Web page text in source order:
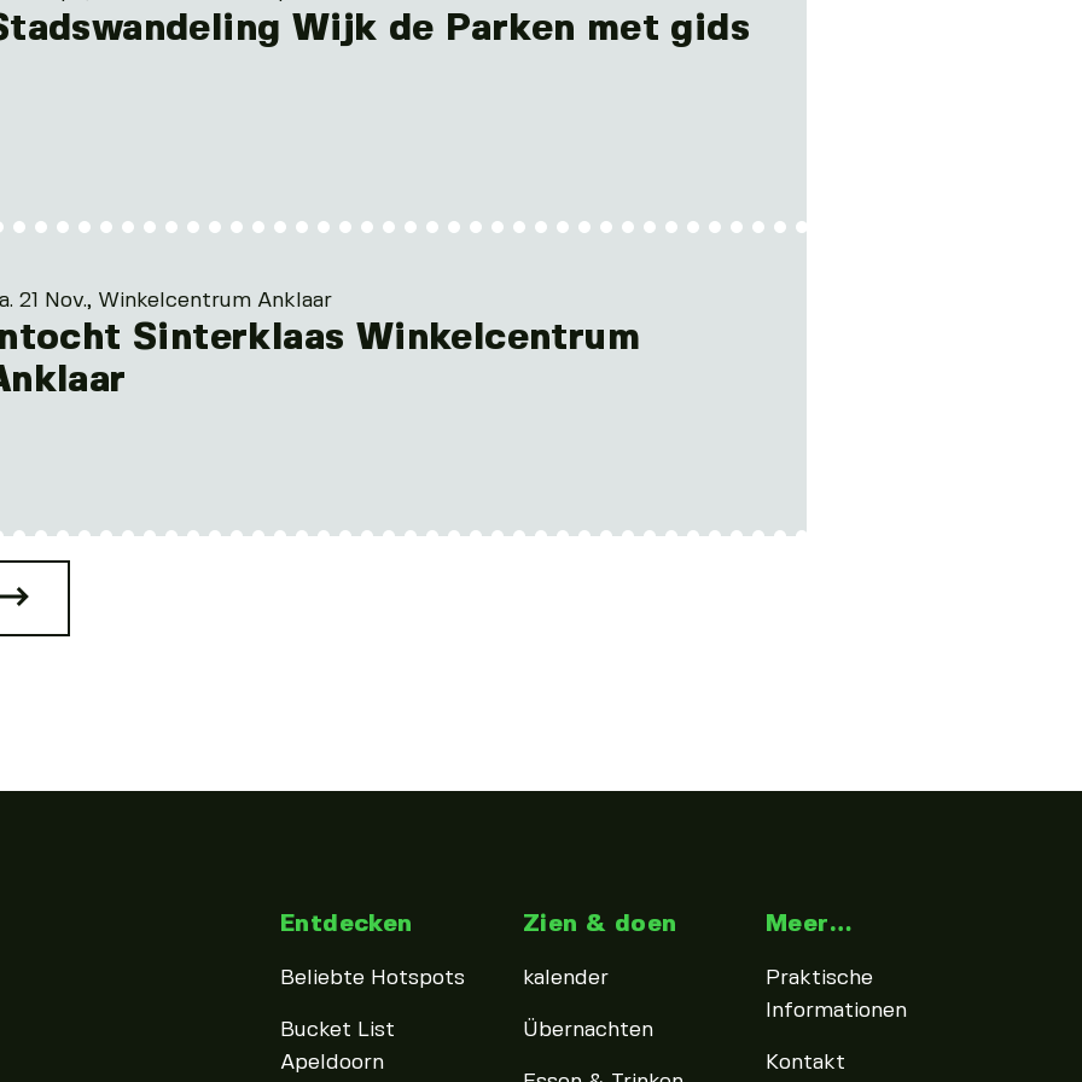
Wijk de Parken met gids
21 Nov., Winkelcentrum Anklaar
Sinterklaas Winkelcentrum
Entdecken
Beliebte Hotspots
Bucket List
Apeldoorn
Zien & doen
kalender
Übernachten
Meer…
Praktische
Informationen
Kontakt